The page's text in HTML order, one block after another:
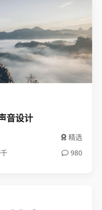
音设计
精选
980